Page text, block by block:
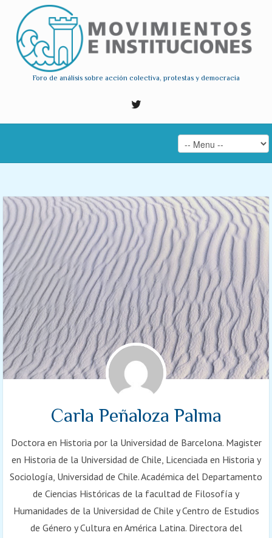
Foro de análisis sobre acción colectiva, protestas y democracia
Carla Peñaloza Palma
Doctora en Historia por la Universidad de Barcelona. Magister
en Historia de la Universidad de Chile, Licenciada en Historia y
Sociología, Universidad de Chile. Académica del Departamento
de Ciencias Históricas de la facultad de Filosofía y
Humanidades de la Universidad de Chile y Centro de Estudios
de Género y Cultura en América Latina. Directora del